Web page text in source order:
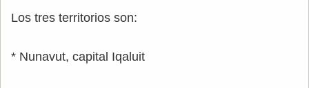
Los tres territorios son:
* Nunavut, capital Iqaluit